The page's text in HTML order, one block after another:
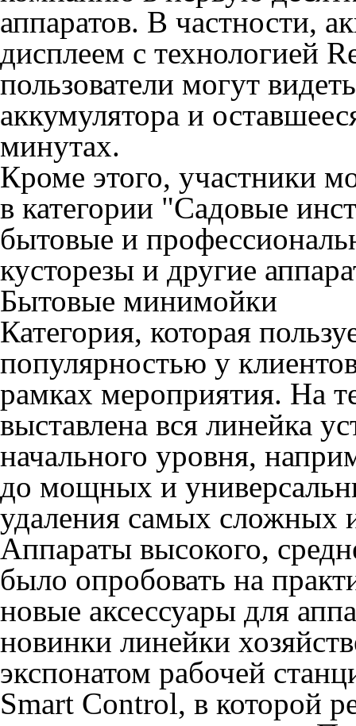
аппаратов. В частности,
дисплеем с технологией
пользователи могут
аккумулятора и
минутах.
Кроме этого, участники
в категории "Садовые
бытовые и
кусторезы и другие
Бытовые минимойки
Категория, которая
популярностью у
рамках мероприятия. На
выставлена вся линейка
начального уровня,
до мощных и
удаления самых сложных
Аппараты высокого,
было опробовать на
новые аксессуары для
новинки линейки
экспонатом рабочей
Smart Control, в которой